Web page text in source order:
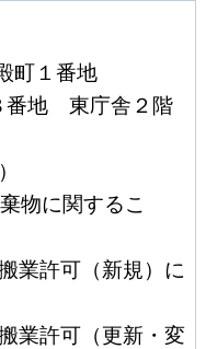
町１番地
番地 東庁舎２階
物に関するこ
業許可（新規）に
業許可（更新・変